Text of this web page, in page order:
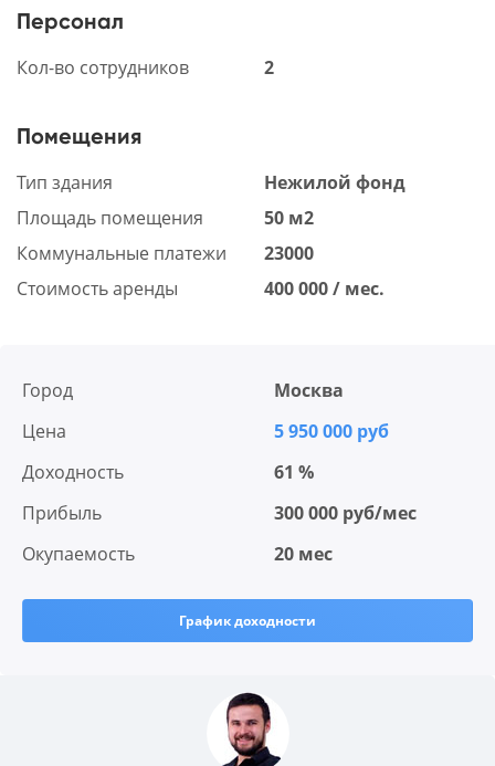
Персонал
Кол-во сотрудников 2
Помещения
Тип здания
Нежилой фонд
Площадь помещения
50 м2
Коммунальные платежи
23000
Стоимость аренды
400 000 / мес.
Город
Москва
Цена
5 950 000 руб
Доходность
61 %
Прибыль
300 000 руб/мес
Окупаемость
20 мес
График доходности